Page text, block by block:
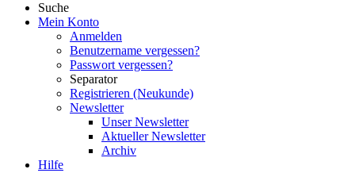
Suche
Mein Konto
Anmelden
Benutzername vergessen?
Passwort vergessen?
Separator
Registrieren (Neukunde)
Newsletter
Unser Newsletter
Aktueller Newsletter
Archiv
Hilfe